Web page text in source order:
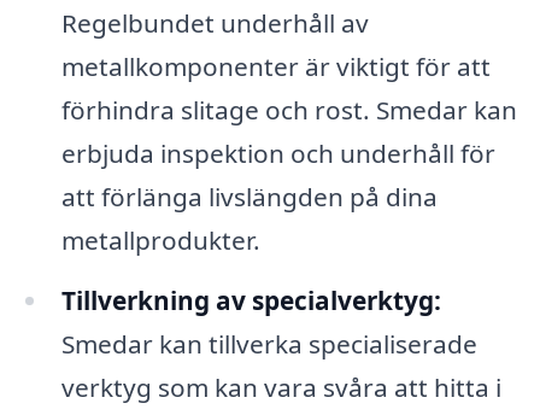
Regelbundet underhåll av
metallkomponenter är viktigt för att
förhindra slitage och rost. Smedar kan
erbjuda inspektion och underhåll för
att förlänga livslängden på dina
metallprodukter.
Tillverkning av specialverktyg:
Smedar kan tillverka specialiserade
verktyg som kan vara svåra att hitta i